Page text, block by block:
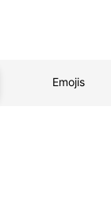
Emojis